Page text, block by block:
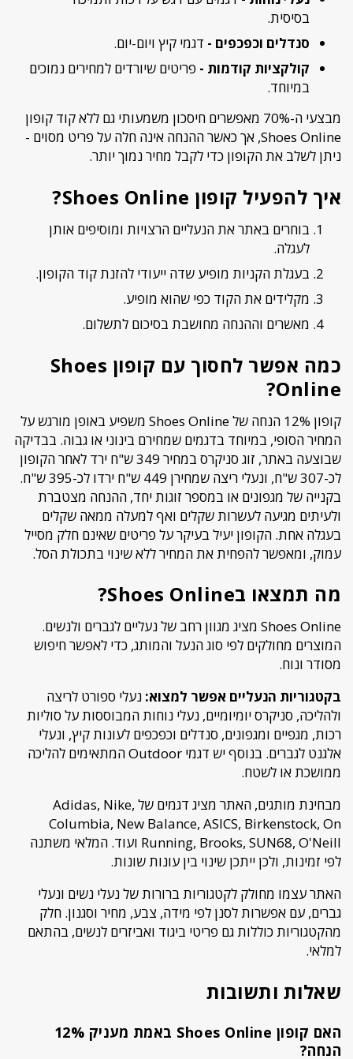
בסיסית.
סנדלים וכפכפים - דגמי קיץ ויום-יום.
קולקציות קודמות - פריטים שיורדים למחירים נמוכים
במיוחד.
מבצעי ה-70% מאפשרים חיסכון משמעותי גם ללא קוד קופון
Shoes Online, אך כאשר ההנחה אינה חלה על פריט מסוים -
ניתן לשלב את הקופון כדי לקבל מחיר נמוך יותר.
איך להפעיל קופון Shoes Online?
בוחרים באתר את הנעליים הרצויות ומוסיפים אותן
לעגלה.
בעגלת הקניות מופיע שדה ייעודי להזנת קוד הקופון.
מקלידים את הקוד כפי שהוא מופיע.
מאשרים וההנחה מחושבת בסיכום לתשלום.
כמה אפשר לחסוך עם קופון Shoes
Online?
קופון 12% הנחה של Shoes Online משפיע באופן מורגש על
המחיר הסופי, במיוחד בדגמים שמחירם בינוני או גבוה. בבדיקה
שבוצעה באתר, זוג סניקרס במחיר 349 ש"ח ירד לאחר הקופון
לכ-307 ש"ח, ונעלי ריצה שמחירן 449 ש"ח ירדו לכ-395 ש"ח.
בקנייה של מגפונים או במספר זוגות יחד, ההנחה מצטברת
ולעיתים מגיעה לעשרות שקלים ואף למעלה ממאה שקלים
בעגלה אחת. הקופון יעיל בעיקר על פריטים שאינם חלק מסייל
עמוק, ומאפשר להפחית את המחיר ללא שינוי בתכולת הסל.
מה תמצאו בShoes Online?
Shoes Online מציג מגוון רחב של נעליים לגברים ולנשים.
המוצרים מחולקים לפי סוג הנעל והמותג, כדי לאפשר חיפוש
מסודר ונוח.
בקטגוריות הנעליים אפשר למצוא: נעלי ספורט לריצה
ולהליכה, סניקרס יומיומיים, נעלי נוחות המבוססות על סוליות
רכות, מגפיים ומגפונים, סנדלים וכפכפים לעונות קיץ, ונעלי
אלגנט לגברים. בנוסף יש דגמי Outdoor המתאימים להליכה
ממושכת או לשטח.
מבחינת מותגים, האתר מציג דגמים של Adidas, Nike,
Columbia, New Balance, ASICS, Birkenstock, On
Running, Brooks, SUN68, O'Neill ועוד. המלאי משתנה
לפי זמינות, ולכן ייתכן שינוי בין עונות שונות.
האתר עצמו מחולק לקטגוריות ברורות של נעלי נשים ונעלי
גברים, עם אפשרות לסנן לפי מידה, צבע, מחיר וסגנון. חלק
מהקטגוריות כוללות גם פריטי ביגוד ואביזרים לנשים, בהתאם
למלאי.
שאלות ותשובות
האם קופון Shoes Online באמת מעניק 12%
הנחה?